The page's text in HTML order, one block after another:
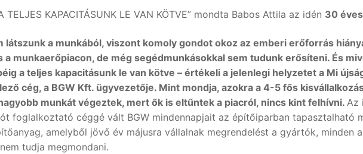
TELJES KAPACITÁSUNK LE VAN KÖTVE” mondta Babos Attila az idén 30
látszunk a munkából, viszont komoly gondot okoz az emberi erőforrás
a munkaerőpiacon, de még segédmunkásokkal sem tudunk erősíteni. És
a teljes kapacitásunk le van kötve – értékeli a jelenlegi helyzetet a Mi
cég, a BGW Kft. ügyvezetője. Mint mondja, azokra a 4-5 fős
munkát végeztek, mert ők is eltűntek a piacról, nincs kint felhívni.Az
foglalkoztató céggé vált BGW mindennapjait az építőiparban tapasztalható
amelyből jövő év májusra vállalnak megrendelést a gyártók, minden
tudja megmondani.